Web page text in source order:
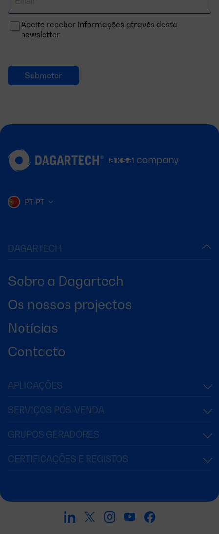
electrónico
Aceito receber informações através desta
newsletter
DAGARTECH
Sobre a Dagartech
Os nossos projectos
Notícias
Contacto
PT-PT
APLICAÇÕES
SERVIÇOS PÓS-VENDA
GRUPOS GERADORES
CERTIFICAÇÕES E REGISTOS